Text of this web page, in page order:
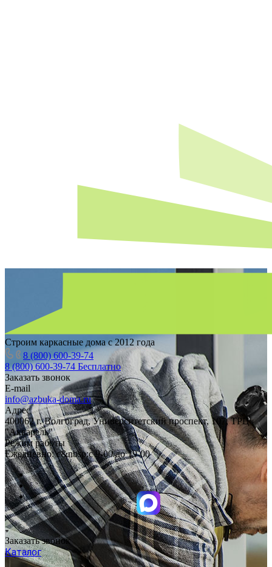
Строим каркасные дома с 2012 года
8 (800) 600-39-74
8 (800) 600-39-74 Бесплатно
Заказать звонок
E-mail
info@azbuka-doma.ru
Адрес
400062 г. Волгоград, Университетский проспект, 107, ТРЦ
"Акварель"
Режим работы
Ежедневно: с&nbsp;с 9-00 до 19-00
Заказать звонок
Каталог